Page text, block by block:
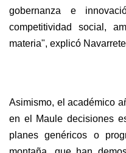
gobernanza e
competitividad social,
materia", explicó
Asimismo, el académico
en el Maule decisiones
planes genéricos o